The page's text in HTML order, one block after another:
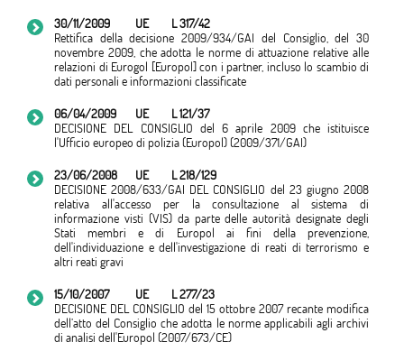
30/11/2009
UE
L 317/42
Rettifica della decisione 2009/934/GAI del Consiglio, del 30
novembre 2009, che adotta le norme di attuazione relative alle
relazioni di Eurogol [Europol] con i partner, incluso lo scambio di
dati personali e informazioni classificate
06/04/2009
UE
L 121/37
DECISIONE DEL CONSIGLIO del 6 aprile 2009 che istituisce
l'Ufficio europeo di polizia (Europol) (2009/371/GAI)
23/06/2008
UE
L 218/129
DECISIONE 2008/633/GAI DEL CONSIGLIO del 23 giugno 2008
relativa all'accesso per la consultazione al sistema di
informazione visti (VIS) da parte delle autorità designate degli
Stati membri e di Europol ai fini della prevenzione,
dell'individuazione e dell'investigazione di reati di terrorismo e
altri reati gravi
15/10/2007
UE
L 277/23
DECISIONE DEL CONSIGLIO del 15 ottobre 2007 recante modifica
dell’atto del Consiglio che adotta le norme applicabili agli archivi
di analisi dell'Europol (2007/673/CE)